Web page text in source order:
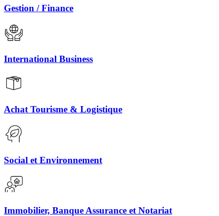
Gestion / Finance
International Business
Achat Tourisme & Logistique
Social et Environnement
Immobilier, Banque Assurance et Notariat